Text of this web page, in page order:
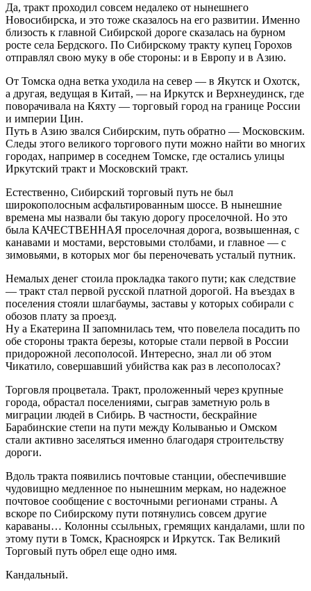
Да, тракт проходил совсем недалеко от нынешнего
Новосибирска, и это тоже сказалось на его развитии. Именно
близость к главной Сибирской дороге сказалась на бурном
росте села Бердского. По Сибирскому тракту купец Горохов
отправлял свою муку в обе стороны: и в Европу и в Азию.
От Томска одна ветка уходила на север — в Якутск и Охотск,
а другая, ведущая в Китай, — на Иркутск и Верхнеудинск, где
поворачивала на Кяхту — торговый город на границе России
и империи Цин.
Путь в Азию звался Сибирским, путь обратно — Московским.
Следы этого великого торгового пути можно найти во многих
городах, например в соседнем Томске, где остались улицы
Иркутский тракт и Московский тракт.
Естественно, Сибирский торговый путь не был
широкополосным асфальтированным шоссе. В нынешние
времена мы назвали бы такую дорогу проселочной. Но это
была КАЧЕСТВЕННАЯ проселочная дорога, возвышенная, с
канавами и мостами, верстовыми столбами, и главное — с
зимовьями, в которых мог бы переночевать усталый путник.
Немалых денег стоила прокладка такого пути; как следствие
— тракт стал первой русской платной дорогой. На въездах в
поселения стояли шлагбаумы, заставы у которых собирали с
обозов плату за проезд.
Ну а Екатерина II запомнилась тем, что повелела посадить по
обе стороны тракта березы, которые стали первой в России
придорожной лесополосой. Интересно, знал ли об этом
Чикатило, совершавший убийства как раз в лесополосах?
Торговля процветала. Тракт, проложенный через крупные
города, обрастал поселениями, сыграв заметную роль в
миграции людей в Сибирь. В частности, бескрайние
Барабинские степи на пути между Колыванью и Омском
стали активно заселяться именно благодаря строительству
дороги.
Вдоль тракта появились почтовые станции, обеспечившие
чудовищно медленное по нынешним меркам, но надежное
почтовое сообщение с восточными регионами страны. А
вскоре по Сибирскому пути потянулись совсем другие
караваны… Колонны ссыльных, гремящих кандалами, шли по
этому пути в Томск, Красноярск и Иркутск. Так Великий
Торговый путь обрел еще одно имя.
Кандальный.